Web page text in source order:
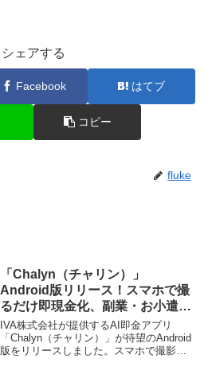
シェアする
Facebook はてブ
コピー
fluke
「Chalyn（チャリン）」
Android版リリース！スマホで撮
るだけ即現金化、副業・お小遣い
稼ぎがもっと手軽に！
IVA株式会社が提供するAI即金アプリ
「Chalyn（チャリン）」が待望のAndroid
版をリリースしました。スマホで撮影す